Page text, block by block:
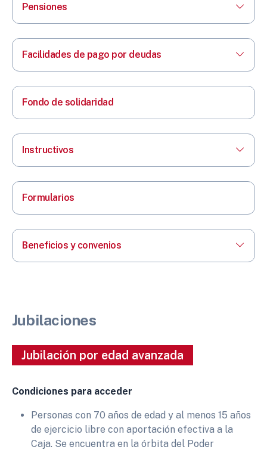
Pensiones
Facilidades de pago por deudas
Fondo de solidaridad
Instructivos
Formularios
Beneficios y convenios
Jubilaciones
Jubilación por edad avanzada
Condiciones para acceder
Personas con 70 años de edad y al menos 15 años
de ejercicio libre con aportación efectiva a la
Caja. Se encuentra en la órbita del Poder